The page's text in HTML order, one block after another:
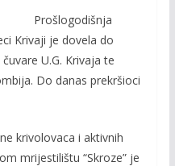
Prošlogodišnja
Krivaji je dovela do
U.G. Krivaja te
Do danas prekršioci
krivolovaca i aktivnih
mrijestilištu “Skroze” je